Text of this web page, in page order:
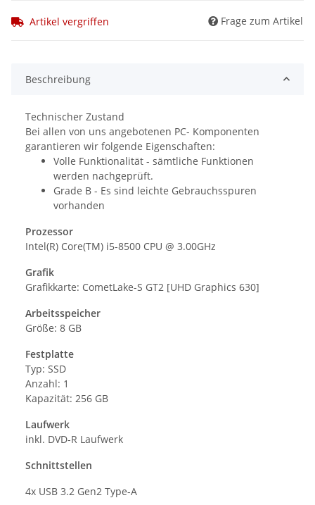
Artikel vergriffen Frage zum Artikel
Beschreibung
Technischer Zustand
Bei allen von uns angebotenen PC- Komponenten
garantieren wir folgende Eigenschaften:
Volle Funktionalität - sämtliche Funktionen
werden nachgeprüft.
Grade B - Es sind leichte Gebrauchsspuren
vorhanden
Prozessor
Intel(R) Core(TM) i5-8500 CPU @ 3.00GHz
Grafik
Grafikkarte: CometLake-S GT2 [UHD Graphics 630]
Arbeitsspeicher
Größe: 8 GB
Festplatte
Typ: SSD
Anzahl: 1
Kapazität: 256 GB
Laufwerk
inkl. DVD-R Laufwerk
Schnittstellen
4x USB 3.2 Gen2 Type-A